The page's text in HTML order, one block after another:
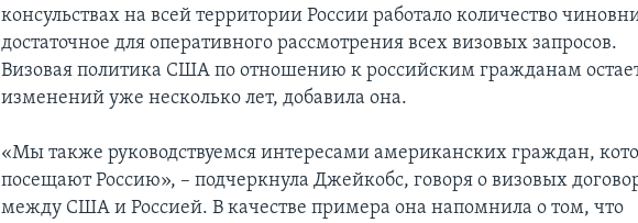
консульствах на всей территории России работало количество
достаточное для оперативного рассмотрения всех визовых запросов.
Визовая политика США по отношению к российским гражданам
изменений уже несколько лет, добавила она.
«Мы также руководствуемся интересами американских граждан,
посещают Россию», – подчеркнула Джейкобс, говоря о визовых
между США и Россией. В качестве примера она напомнила о том, что